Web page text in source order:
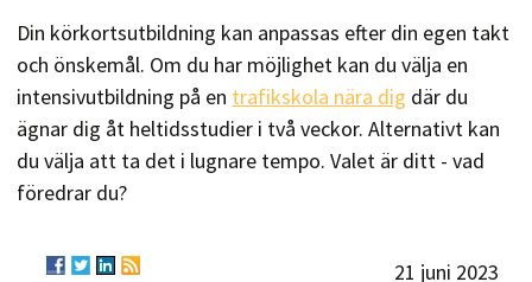
Din körkortsutbildning kan anpassas efter din egen takt
och önskemål. Om du har möjlighet kan du välja en
intensivutbildning på en trafikskola nära dig där du
ägnar dig åt heltidsstudier i två veckor. Alternativt kan
du välja att ta det i lugnare tempo. Valet är ditt - vad
föredrar du?
21 juni 2023